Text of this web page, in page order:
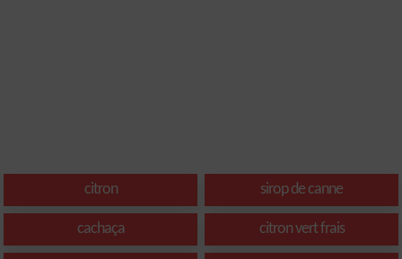
citron sirop de canne
cachaça citron vert frais